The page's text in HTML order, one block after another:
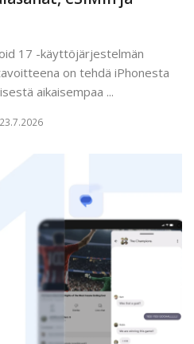
17 -käyttöjärjestelmän
on tehdä iPhonesta
aikaisempaa ...
23.7.2026